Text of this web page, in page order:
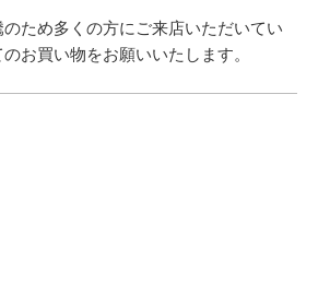
ため多くの方にご来店いただいてい
お買い物をお願いいたします。